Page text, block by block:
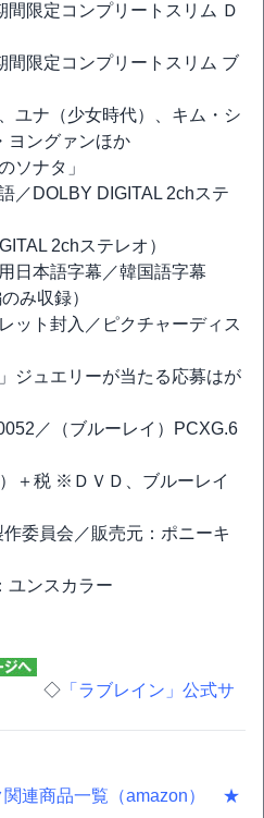
間限定コンプリートスリム Ｄ
間限定コンプリートスリム ブ
ユナ（少女時代）、キム・シ
ヨングァンほか
ソナタ」
／DOLBY DIGITAL 2chステ
2chステレオ）
日本語字幕／韓国語字幕
み収録）
ット封入／ピクチャーディス
ジュエリーが当たる応募はが
／（ブルーレイ）PCXG.6
＋税 ※ＤＶＤ、ブルーレイ
委員会／販売元：ポニーキ
ユンスカラー
◇ 「ラブレイン」公式サ
連商品一覧（amazon） ★